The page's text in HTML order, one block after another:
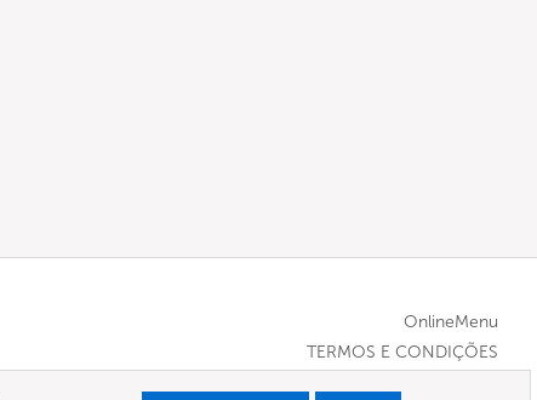
OnlineMenu
TERMOS E CONDIÇÕES